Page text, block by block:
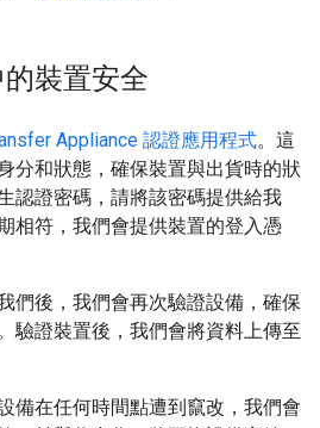
裝置安全
Appliance 認證應用程式。這
分和狀態，確保裝置與出貨時的狀
認證密碼，請將該密碼提供給我
相符，我們會提供裝置的登入憑
們後，我們會再次驗證設備，確保
驗證裝置後，我們會將資料上傳至
備在任何時間點遭到竄改，我們會